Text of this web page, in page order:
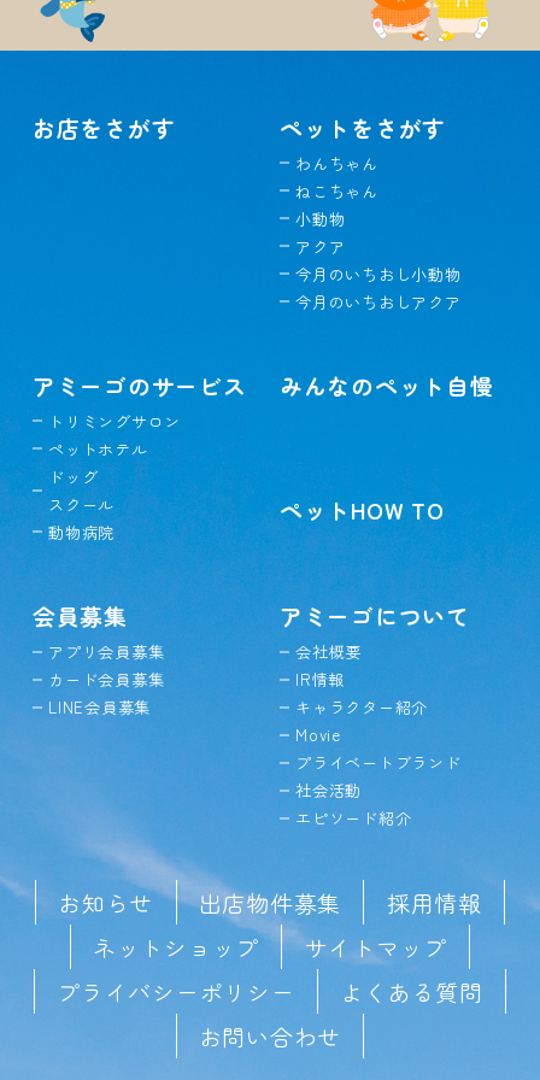
お店をさがす ペットをさがす
わんちゃん
ねこちゃん
小動物
アクア
今月のいちおし小動物
今月のいちおしアクア
アミーゴのサービス
トリミングサロン
ペットホテル
ドッグ
スクール
動物病院
みんなのペット自慢
ペットHOW TO
会員募集
アプリ会員募集
カード会員募集
LINE会員募集
アミーゴについて
会社概要
IR情報
キャラクター紹介
Movie
プライベートブランド
社会活動
エピソード紹介
お知らせ 出店物件募集
採用情報
ネットショップ
サイトマップ
プライバシーポリシー
よくある質問
お問い合わせ